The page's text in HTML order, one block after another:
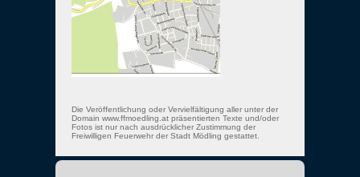
Die Veröffentlichung oder Vervielfältigung aller unter der
Domain www.ffmoedling.at präsentierten Texte und/oder
Fotos ist nur nach ausdrücklicher Zustimmung der
Freiwilligen Feuerwehr der Stadt Mödling gestattet.